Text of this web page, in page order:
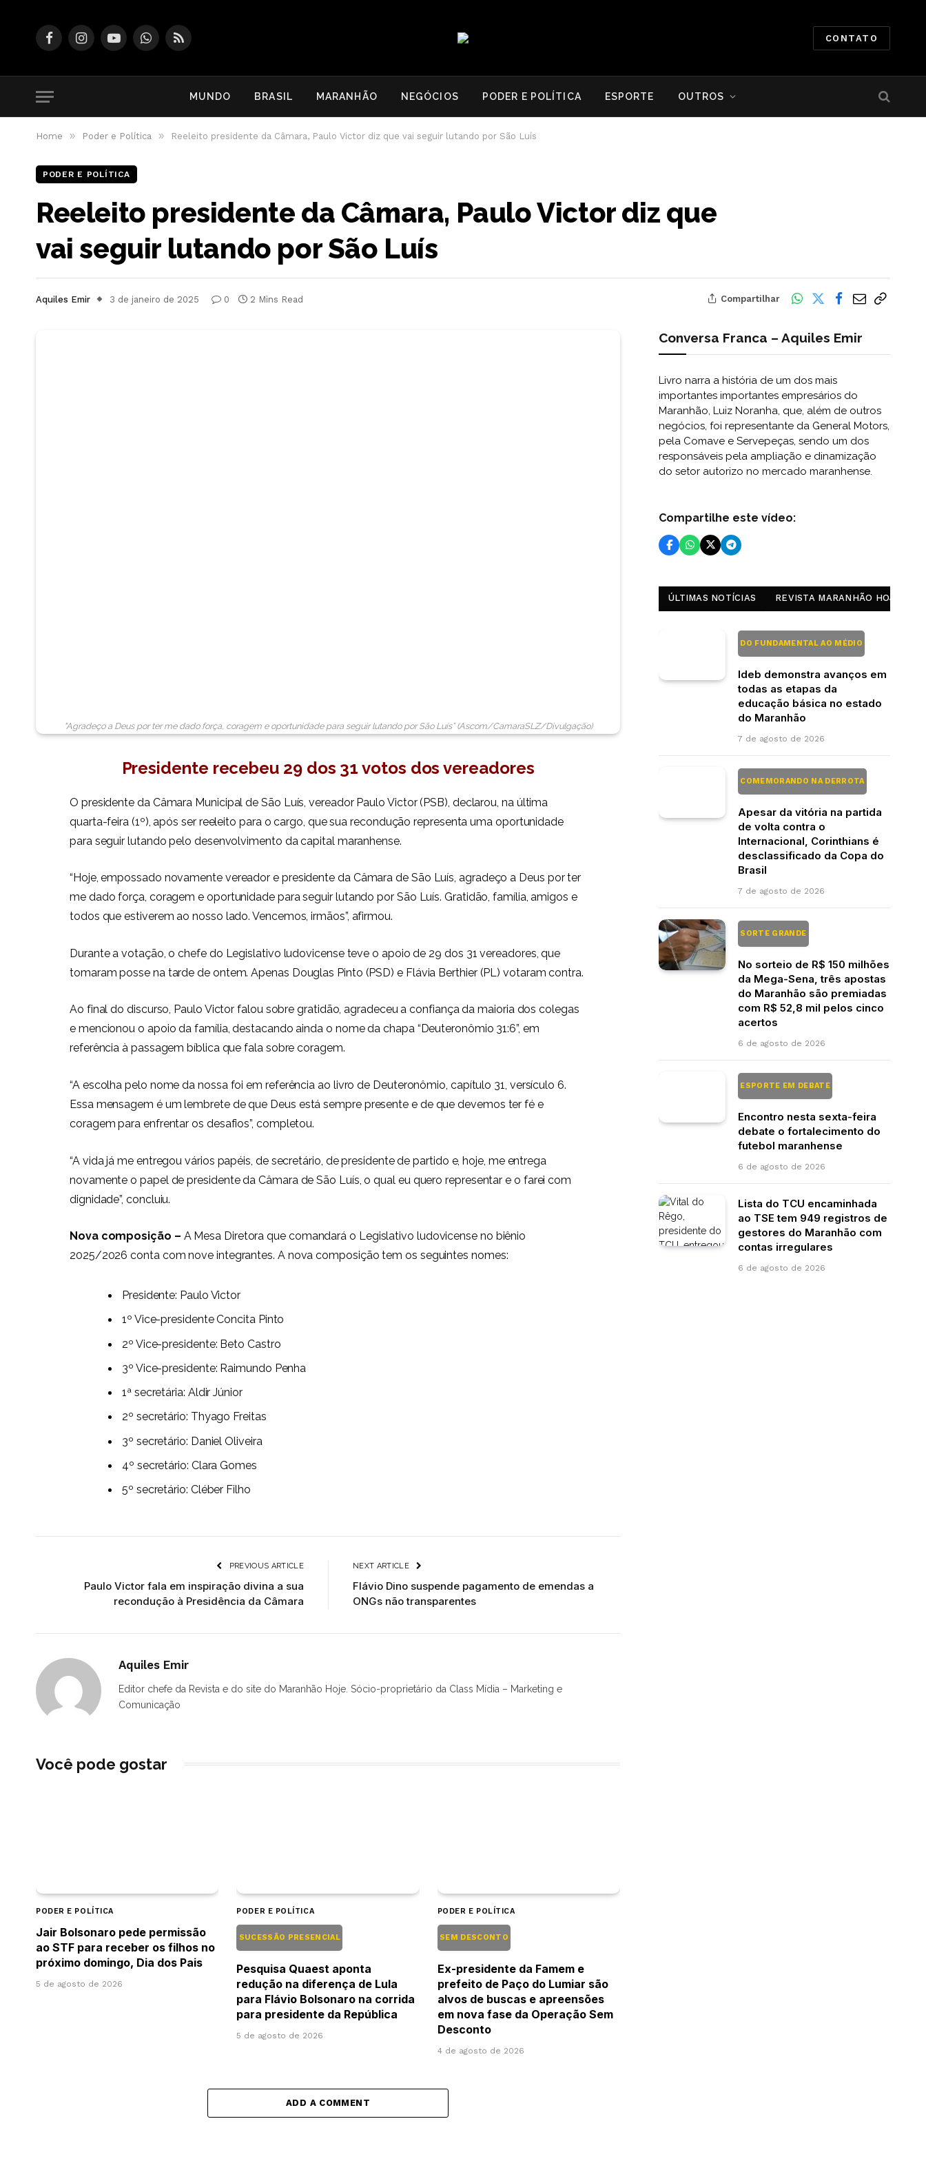
FacebookInstagramYouTubeWhatsApp
RSS
CONTATO
MUNDO BRASIL MARANHÃO NEGÓCIOS PODER E POLÍTICA ESPORTE OUTROS
Home » Poder e Política » Reeleito presidente da Câmara, Paulo Victor diz que vai seguir lutando por São Luís
PODER E POLÍTICA
Reeleito presidente da Câmara, Paulo Victor diz que
vai seguir lutando por São Luís
Aquiles Emir 3 de janeiro de 2025 0 2 Mins Read Compartilhar
"Agradeço a Deus por ter me dado força, coragem e oportunidade para seguir lutando por São Luís” (Ascom/CamaraSLZ/Divulgação)
Presidente recebeu 29 dos 31 votos dos vereadores
O presidente da Câmara Municipal de São Luís, vereador Paulo Victor (PSB), declarou, na última
quarta-feira (1º), após ser reeleito para o cargo, que sua recondução representa uma oportunidade
para seguir lutando pelo desenvolvimento da capital maranhense.
“Hoje, empossado novamente vereador e presidente da Câmara de São Luís, agradeço a Deus por ter
me dado força, coragem e oportunidade para seguir lutando por São Luís. Gratidão, família, amigos e
todos que estiverem ao nosso lado. Vencemos, irmãos”, afirmou.
Durante a votação, o chefe do Legislativo ludovicense teve o apoio de 29 dos 31 vereadores, que
tomaram posse na tarde de ontem. Apenas Douglas Pinto (PSD) e Flávia Berthier (PL) votaram contra.
Ao final do discurso, Paulo Victor falou sobre gratidão, agradeceu a confiança da maioria dos colegas
e mencionou o apoio da família, destacando ainda o nome da chapa “Deuteronômio 31:6”, em
referência à passagem bíblica que fala sobre coragem.
“A escolha pelo nome da nossa foi em referência ao livro de Deuteronômio, capítulo 31, versículo 6.
Essa mensagem é um lembrete de que Deus está sempre presente e de que devemos ter fé e
coragem para enfrentar os desafios”, completou.
“A vida já me entregou vários papéis, de secretário, de presidente de partido e, hoje, me entrega
novamente o papel de presidente da Câmara de São Luís, o qual eu quero representar e o farei com
dignidade”, concluiu.
Nova composição – A Mesa Diretora que comandará o Legislativo ludovicense no biênio
2025/2026 conta com nove integrantes. A nova composição tem os seguintes nomes:
Presidente: Paulo Victor
1º Vice-presidente Concita Pinto
2º Vice-presidente: Beto Castro
3º Vice-presidente: Raimundo Penha
1ª secretária: Aldir Júnior
2º secretário: Thyago Freitas
3º secretário: Daniel Oliveira
4º secretário: Clara Gomes
5º secretário: Cléber Filho
PREVIOUS ARTICLE
Paulo Victor fala em inspiração divina a sua
recondução à Presidência da Câmara
NEXT ARTICLE
Flávio Dino suspende pagamento de emendas a
ONGs não transparentes
Aquiles Emir
Editor chefe da Revista e do site do Maranhão Hoje. Sócio-proprietário da Class Mídia – Marketing e
Comunicação
Você pode gostar
PODER E POLÍTICA
Jair Bolsonaro pede permissão
ao STF para receber os filhos no
próximo domingo, Dia dos Pais
5 de agosto de 2026
PODER E POLÍTICA
SUCESSÃO PRESENCIAL
Pesquisa Quaest aponta
redução na diferença de Lula
para Flávio Bolsonaro na corrida
para presidente da República
5 de agosto de 2026
PODER E POLÍTICA
SEM DESCONTO
Ex-presidente da Famem e
prefeito de Paço do Lumiar são
alvos de buscas e apreensões
em nova fase da Operação Sem
Desconto
4 de agosto de 2026
ADD A COMMENT
Conversa Franca – Aquiles Emir
Livro narra a história de um dos mais
importantes importantes empresários do
Maranhão, Luiz Noranha, que, além de outros
negócios, foi representante da General Motors,
pela Comave e Servepeças, sendo um dos
responsáveis pela ampliação e dinamização
do setor autorizo no mercado maranhense.
Compartilhe este vídeo:
ÚLTIMAS NOTÍCIAS REVISTA MARANHÃO HOJE
DO FUNDAMENTAL AO MÉDIO
Ideb demonstra avanços em
todas as etapas da
educação básica no estado
do Maranhão
7 de agosto de 2026
COMEMORANDO NA DERROTA
Apesar da vitória na partida
de volta contra o
Internacional, Corinthians é
desclassificado da Copa do
Brasil
7 de agosto de 2026
SORTE GRANDE
No sorteio de R$ 150 milhões
da Mega-Sena, três apostas
do Maranhão são premiadas
com R$ 52,8 mil pelos cinco
acertos
6 de agosto de 2026
ESPORTE EM DEBATE
Encontro nesta sexta-feira
debate o fortalecimento do
futebol maranhense
6 de agosto de 2026
Lista do TCU encaminhada
ao TSE tem 949 registros de
gestores do Maranhão com
contas irregulares
6 de agosto de 2026